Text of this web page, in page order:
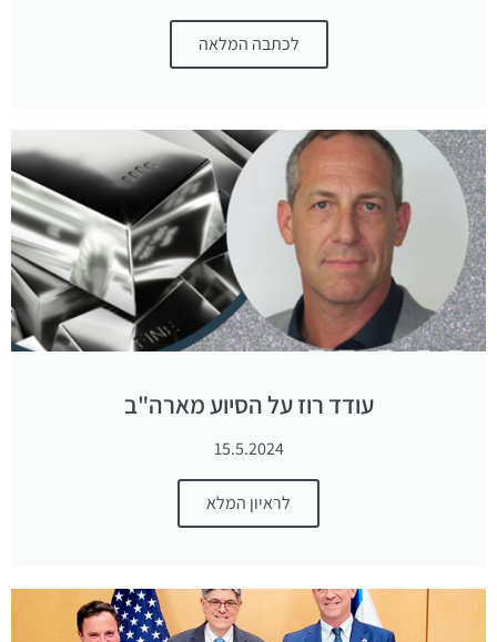
לכתבה המלאה
עודד רוז על הסיוע מארה"ב
15.5.2024
לראיון המלא